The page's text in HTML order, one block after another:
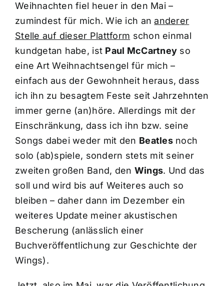
Weihnachten fiel heuer in den Mai –
zumindest für mich. Wie ich ananderer
Stelle auf dieser Plattform schon einmal
kundgetan habe, ist Paul McCartney so
eine Art Weihnachtsengel für mich –
einfach aus der Gewohnheit heraus, dass
ich ihn zu besagtem Feste seit Jahrzehnten
immer gerne (an)höre. Allerdings mit der
Einschränkung, dass ich ihn bzw. seine
Songs dabei weder mit den Beatlesnoch
solo (ab)spiele, sondern stets mit seiner
zweiten großen Band, den Wings. Und das
soll und wird bis auf Weiteres auch so
bleiben – daher dann im Dezember ein
weiteres Update meiner akustischen
Bescherung (anlässlich einer
Buchveröffentlichung zur Geschichte der
Wings).